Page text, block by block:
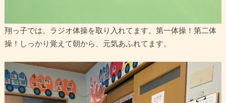
翔っ子では、ラジオ体操を取り入れてます。第一体操！第二体
操！しっかり覚えて朝から、元気あふれてます。